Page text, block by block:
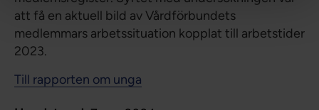
att få en aktuell bild av Vårdförbundets
medlemmars arbetssituation kopplat till arbetstider
2023.
Till rapporten om unga